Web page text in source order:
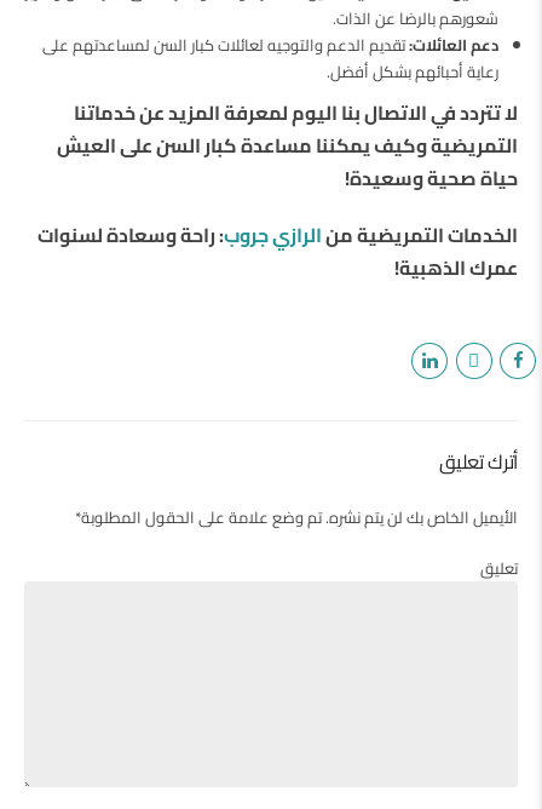
شعورهم بالرضا عن الذات.
دعم العائلات:تقديم الدعم والتوجيه لعائلات كبار السن لمساعدتهم على
رعاية أحبائهم بشكل أفضل.
لا تتردد في الاتصال بنا اليوم لمعرفة المزيد عن خدماتنا
التمريضية وكيف يمكننا مساعدة كبار السن على العيش
حياة صحية وسعيدة!
الخدمات التمريضية منالرازي جروب: راحة وسعادة لسنوات
عمرك الذهبية!
أترك تعليق
الأيميل الخاص بك لن يتم نشره. تم وضع علامة على الحقول المطلوبة*
تعليق